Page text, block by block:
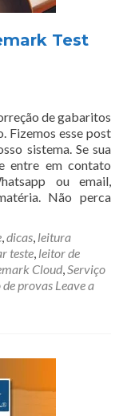
Test
de gabaritos
Fizemos esse post
sistema. Se sua
entre em contato
ou email,
Não perca
,dicas, leitura
teste, leitor de
Cloud,Serviço
provas Leave a